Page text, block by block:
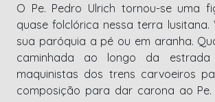
O Pe. Pedro Ulrich tornou-se uma
quase folclórica nessa terra
sua paróquia a pé ou em aranha.
caminhada ao longo da
maquinistas dos trens carvoeiros
composição para dar carona ao Pe.